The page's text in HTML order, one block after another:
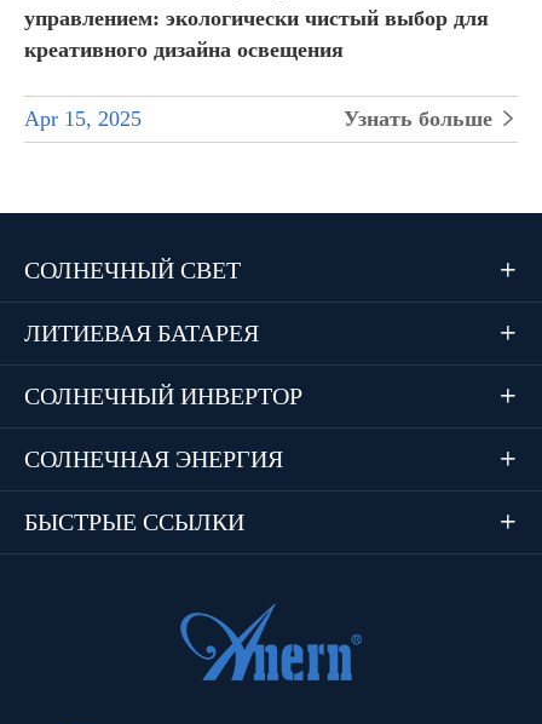
управлением: экологически чистый выбор для
креативного дизайна освещения
Apr 15, 2025 Узнать больше 
СОЛНЕЧНЫЙ СВЕТ 
ЛИТИЕВАЯ БАТАРЕЯ 
СОЛНЕЧНЫЙ ИНВЕРТОР 
СОЛНЕЧНАЯ ЭНЕРГИЯ 
БЫСТРЫЕ ССЫЛКИ 